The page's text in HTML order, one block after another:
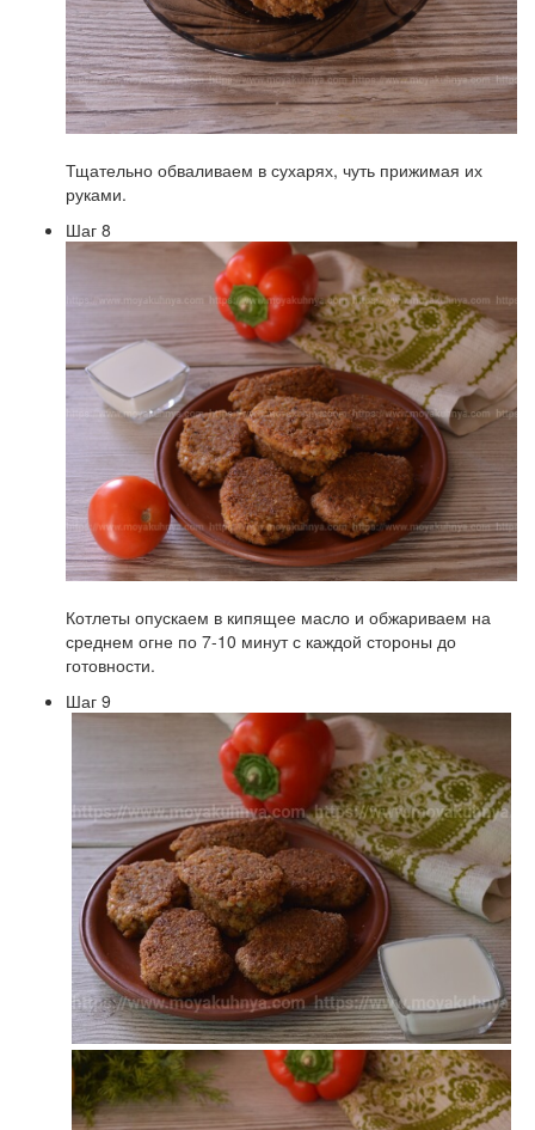
Тщательно обваливаем в сухарях, чуть прижимая их
руками.
Шаг 8
Котлеты опускаем в кипящее масло и обжариваем на
среднем огне по 7-10 минут с каждой стороны до
готовности.
Шаг 9